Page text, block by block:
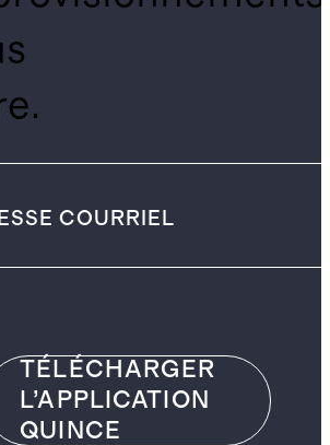
TÉLÉCHARGER
L’APPLICATION
QUINCE